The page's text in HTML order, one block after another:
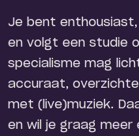
Je bent
en volgt een studie
specialisme mag
accuraat,
met (live)muziek.
en wil je graag meer